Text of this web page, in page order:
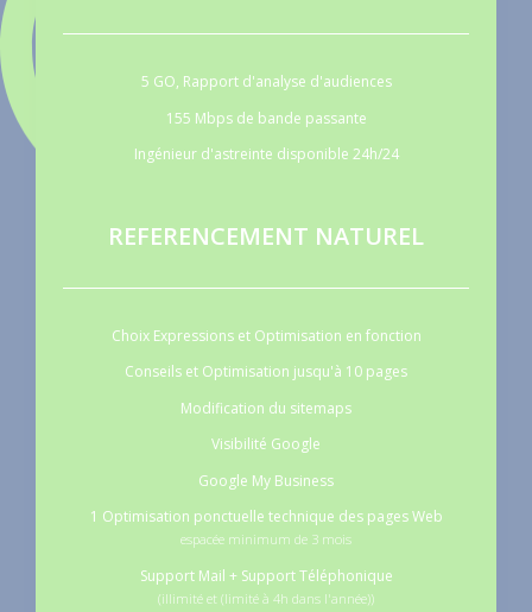
5 GO, Rapport d'analyse d'audiences
155 Mbps de bande passante
Ingénieur d'astreinte disponible 24h/24
REFERENCEMENT NATUREL
Choix Expressions et Optimisation en fonction
Conseils et Optimisation jusqu'à 10 pages
Modification du sitemaps
Visibilité Google
Google My Business
1 Optimisation ponctuelle technique des pages Web
espacée minimum de 3 mois
Support Mail + Support Téléphonique
(illimité et (limité à 4h dans l'année))